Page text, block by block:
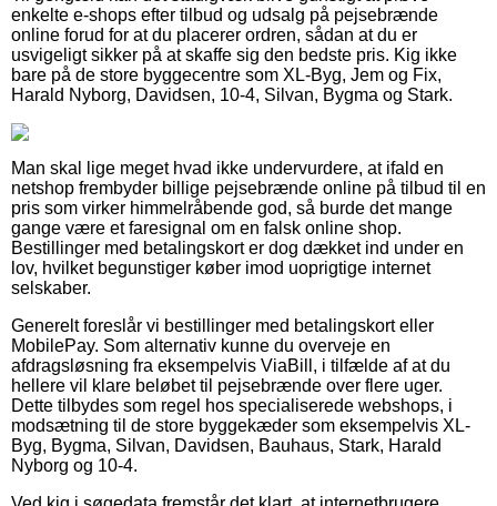
enkelte e-shops efter tilbud og udsalg på pejsebrænde
online forud for at du placerer ordren, sådan at du er
usvigeligt sikker på at skaffe sig den bedste pris. Kig ikke
bare på de store byggecentre som XL-Byg, Jem og Fix,
Harald Nyborg, Davidsen, 10-4, Silvan, Bygma og Stark.
Man skal lige meget hvad ikke undervurdere, at ifald en
netshop frembyder billige pejsebrænde online på tilbud til en
pris som virker himmelråbende god, så burde det mange
gange være et faresignal om en falsk online shop.
Bestillinger med betalingskort er dog dækket ind under en
lov, hvilket begunstiger køber imod uoprigtige internet
selskaber.
Generelt foreslår vi bestillinger med betalingskort eller
MobilePay. Som alternativ kunne du overveje en
afdragsløsning fra eksempelvis ViaBill, i tilfælde af at du
hellere vil klare beløbet til pejsebrænde over flere uger.
Dette tilbydes som regel hos specialiserede webshops, i
modsætning til de store byggekæder som eksempelvis XL-
Byg, Bygma, Silvan, Davidsen, Bauhaus, Stark, Harald
Nyborg og 10-4.